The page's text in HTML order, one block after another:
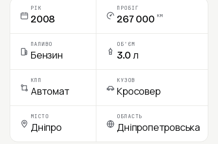
РІК
2008
ПРОБІГ
267 000 км
ПАЛИВО
Бензин
ОБ'ЄМ
3.0 л
КПП
Автомат
КУЗОВ
Кросовер
МІСТО
Дніпро
ОБЛАСТЬ
Дніпропетровська